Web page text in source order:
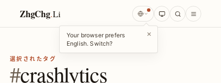
ZhgChg.Li
Your browser prefers
English. Switch?
×
選択されたタグ
#crashlytics